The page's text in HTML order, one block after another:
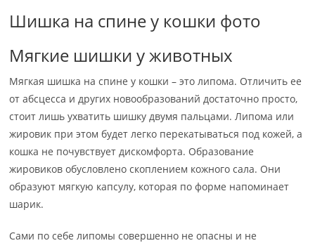
Шишка на спине у кошки фото
Мягкие шишки у животных
Мягкая шишка на спине у кошки – это липома. Отличить ее
от абсцесса и других новообразований достаточно просто,
стоит лишь ухватить шишку двумя пальцами. Липома или
жировик при этом будет легко перекатываться под кожей, а
кошка не почувствует дискомфорта. Образование
жировиков обусловлено скоплением кожного сала. Они
образуют мягкую капсулу, которая по форме напоминает
шарик.
Сами по себе липомы совершенно не опасны и не